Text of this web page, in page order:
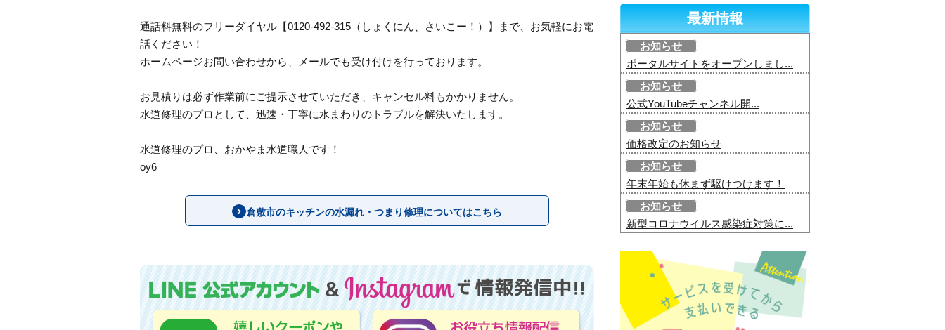
通話料無料のフリーダイヤル【0120-492-315（しょくにん、さいこー！）】まで、お気軽にお電
話ください！
ホームページお問い合わせから、メールでも受け付けを行っております。
お見積りは必ず作業前にご提示させていただき、キャンセル料もかかりません。
水道修理のプロとして、迅速・丁寧に水まわりのトラブルを解決いたします。
水道修理のプロ、おかやま水道職人です！
oy6
倉敷市のキッチンの水漏れ・つまり修理についてはこちら
最新情報
お知らせ
ポータルサイトをオープンしまし...
お知らせ
公式YouTubeチャンネル開...
お知らせ
価格改定のお知らせ
お知らせ
年末年始も休まず駆けつけます！
お知らせ
新型コロナウイルス感染症対策に...